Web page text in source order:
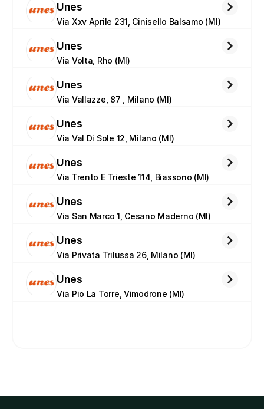
Unes
Via Xxv Aprile 231, Cinisello Balsamo (MI)
Unes
Via Volta, Rho (MI)
Unes
Via Vallazze, 87 , Milano (MI)
Unes
Via Val Di Sole 12, Milano (MI)
Unes
Via Trento E Trieste 114, Biassono (MI)
Unes
Via San Marco 1, Cesano Maderno (MI)
Unes
Via Privata Trilussa 26, Milano (MI)
Unes
Via Pio La Torre, Vimodrone (MI)